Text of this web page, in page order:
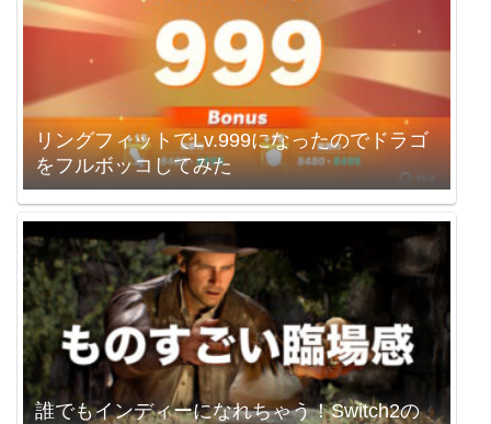
リングフィットでLv.999になったのでドラゴ
をフルボッコしてみた
誰でもインディーになれちゃう！Switch2の